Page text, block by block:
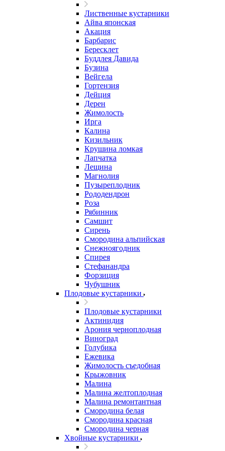
Лиственные кустарники
Айва японская
Акация
Барбарис
Бересклет
Буддлея Давида
Бузина
Вейгела
Гортензия
Дейция
Дерен
Жимолость
Ирга
Калина
Кизильник
Крушина ломкая
Лапчатка
Лещина
Магнолия
Пузыреплодник
Рододендрон
Роза
Рябинник
Самшит
Сирень
Смородина альпийская
Снежноягодник
Спирея
Стефанандра
Форзиция
Чубушник
Плодовые кустарники
Плодовые кустарники
Актинидия
Арония черноплодная
Виноград
Голубика
Ежевика
Жимолость съедобная
Крыжовник
Малина
Малина желтоплодная
Малина ремонтантная
Смородина белая
Смородина красная
Смородина черная
Хвойные кустарники